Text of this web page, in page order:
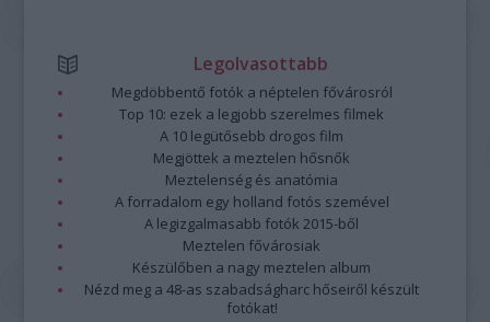
Legolvasottabb
Megdöbbentő fotók a néptelen fővárosról
Top 10: ezek a legjobb szerelmes filmek
A 10 legütősebb drogos film
Megjöttek a meztelen hősnők
Meztelenség és anatómia
A forradalom egy holland fotós szemével
A legizgalmasabb fotók 2015-ből
Meztelen fővárosiak
Készülőben a nagy meztelen album
Nézd meg a 48-as szabadságharc hőseiről készült
fotókat!